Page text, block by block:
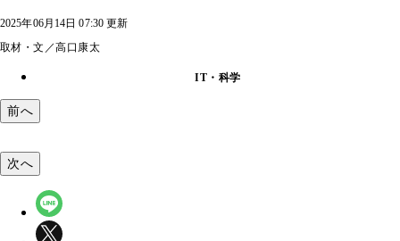
2025年06月14日 07:30 更新
取材・文／高口康太
IT・科学
前へ
次へ